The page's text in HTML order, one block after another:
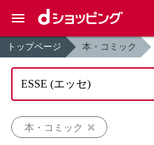
トップページ 本・コミック
本・コミック